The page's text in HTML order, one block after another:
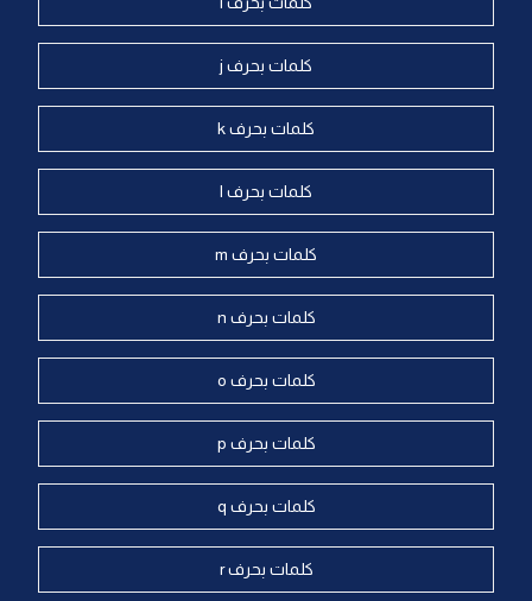
كلمات بحرف j
كلمات بحرف k
كلمات بحرف l
كلمات بحرف m
كلمات بحرف n
كلمات بحرف o
كلمات بحرف p
كلمات بحرف q
كلمات بحرف r